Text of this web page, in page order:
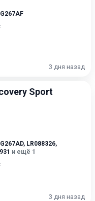
3 дня назад
Sport
, LR088326,
и ещё 1
3 дня назад